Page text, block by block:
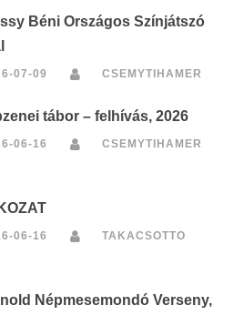
Béni Országos Színjátszó
07-09 CSEMYTIHAMER
tábor – felhívás, 2026
06-16 CSEMYTIHAMER
06-16 TAKACSOTTO
Népmesemondó Verseny,